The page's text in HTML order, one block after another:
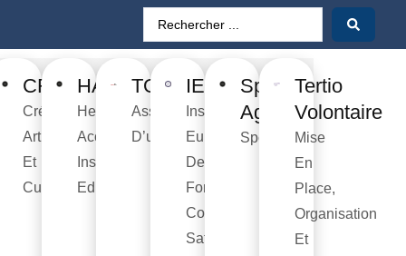
CREAC
Création,
Art
Et
Culture
HAIE
Hesbaye
Accueil
Insertion
Education
TOGETHER
Association
D’usagers
IEFC
Institut
Européen
De
Formation
Continue
Saturne
Sport-
Age
Sports
Tertio
Volontaire
Mise
En
Place,
Organisation
Et